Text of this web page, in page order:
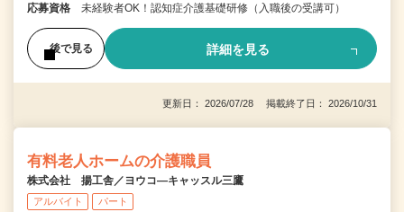
応募資格 未経験者OK！認知症介護基礎研修（入職後の受講可）
後で見る 詳細を見る
更新日： 2026/07/28 掲載終了日： 2026/10/31
有料老人ホームの介護職員
株式会社 揚工舎／ヨウコ―キャッスル三鷹
アルバイト パート